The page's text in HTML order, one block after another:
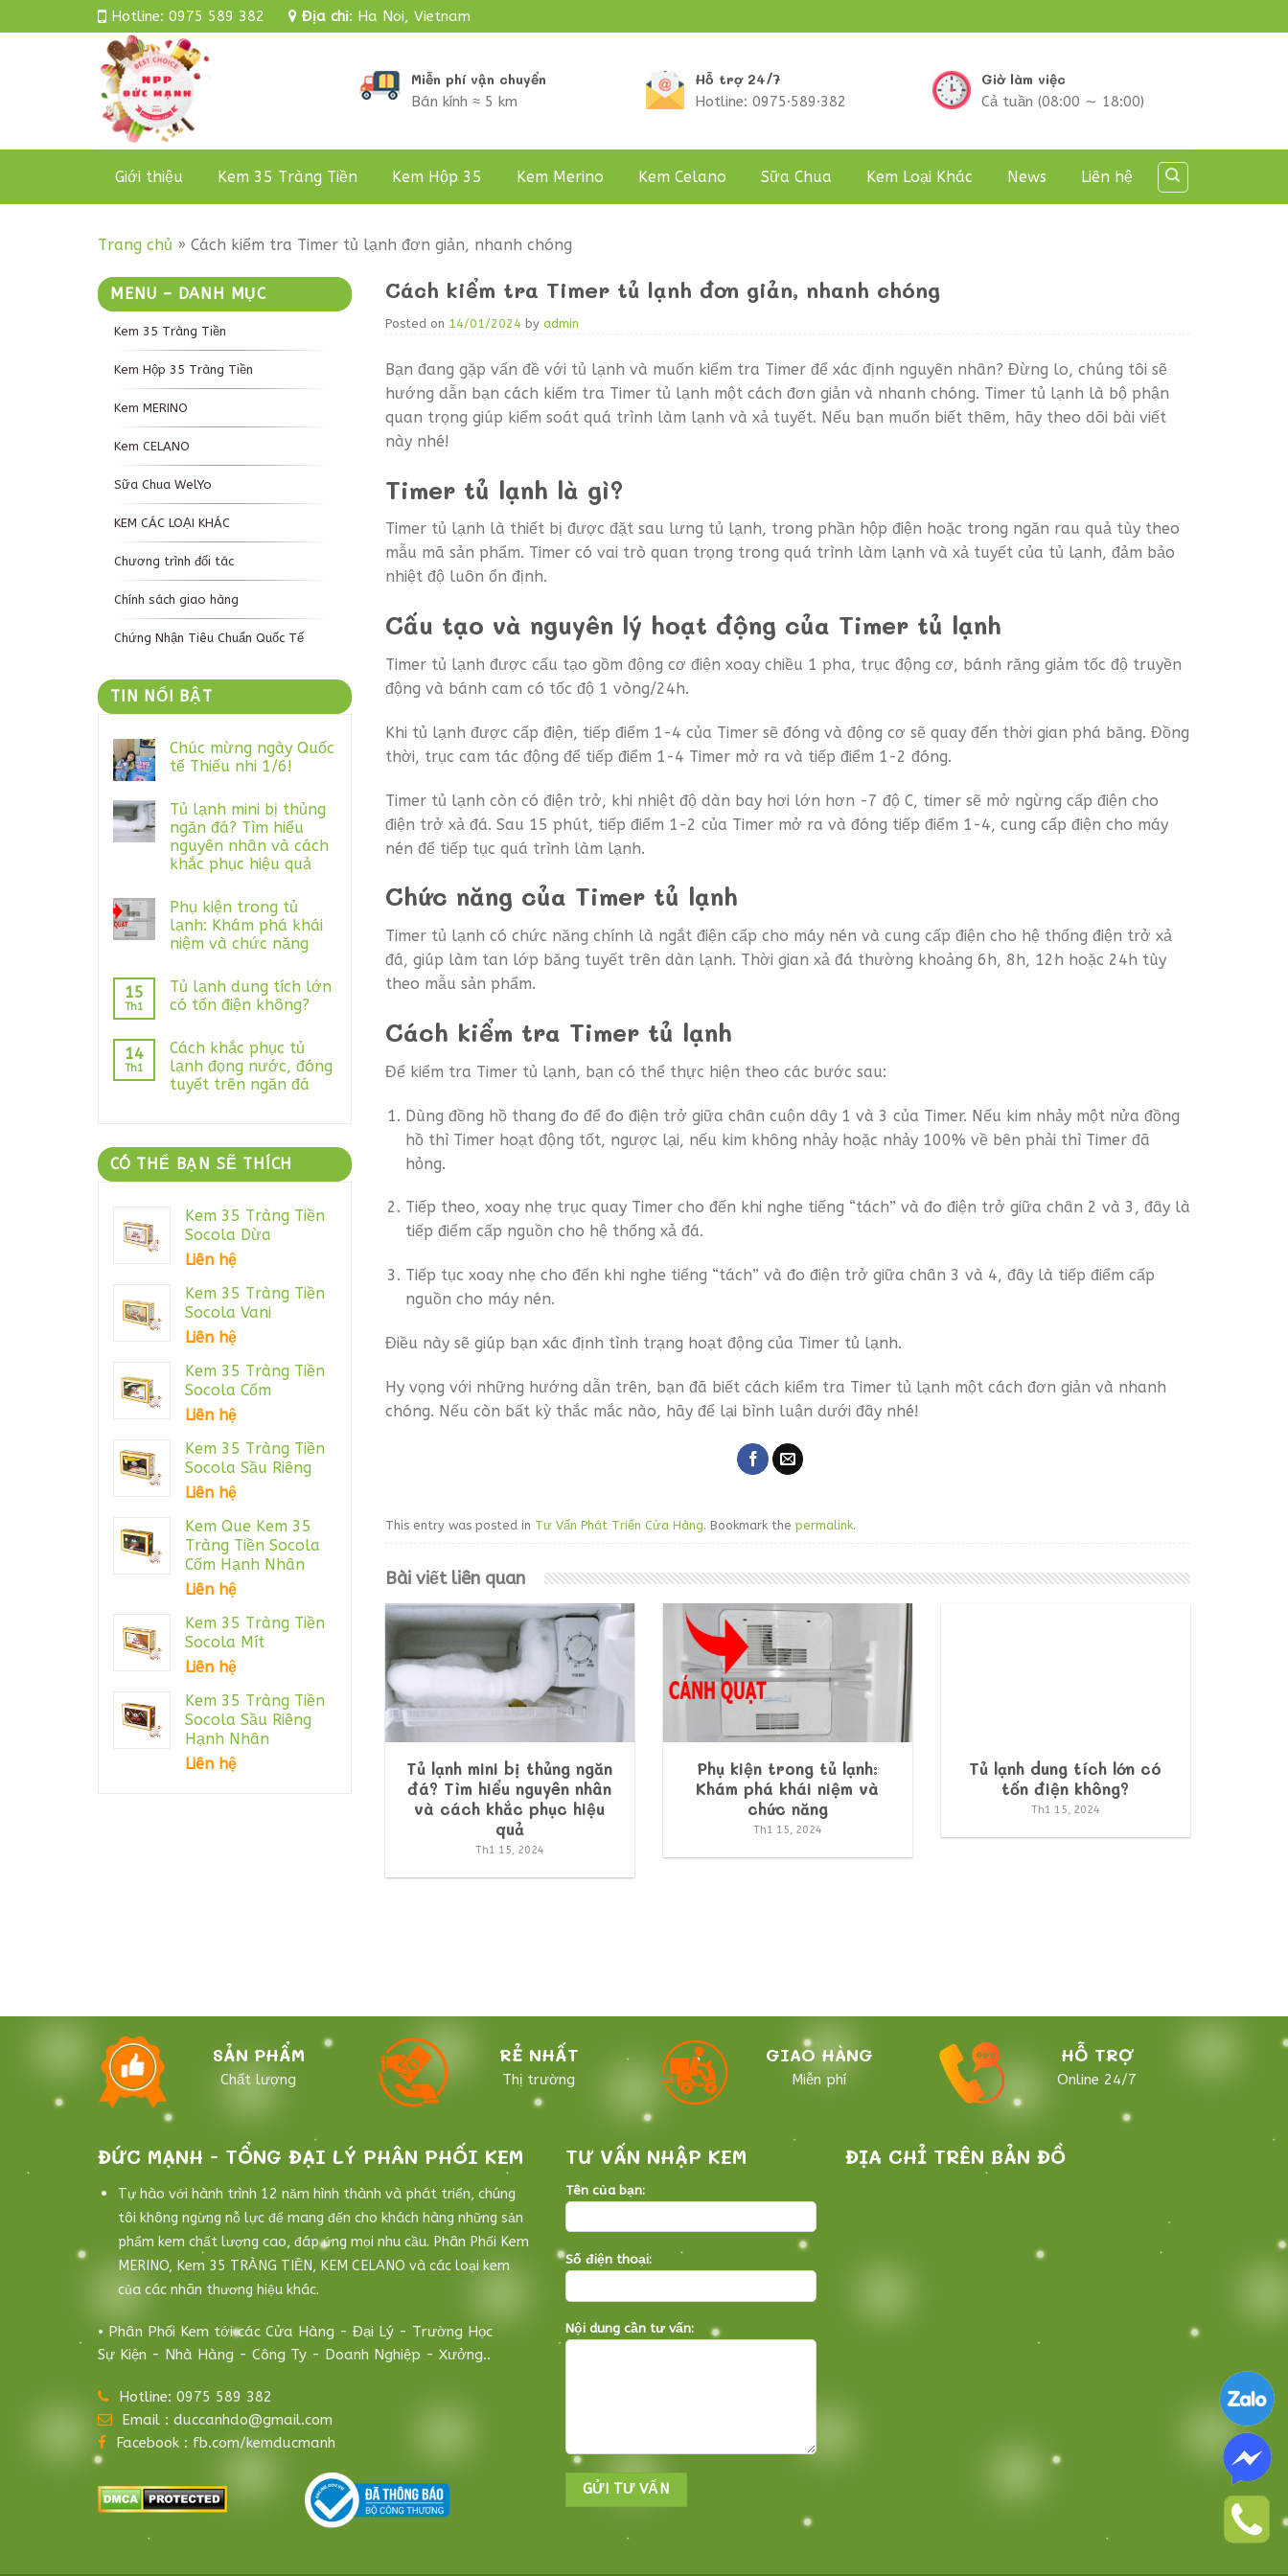
to
Hotline: 0975 589 382 Địa chỉ: Ha Noi, Vietnam
Miễn phí vận chuyển
Bán kính ≈ 5 km
Hỗ trợ 24/7
Hotline: 0975·589·382
Giờ làm việc
Cả tuần (08:00 ∼ 18:00)
Giới thiệu Kem 35 Tràng Tiền Kem Hộp 35 Kem Merino Kem Celano Sữa Chua Kem Loại Khác News Liên hệ
Trang chủ » Cách kiểm tra Timer tủ lạnh đơn giản, nhanh chóng
MENU – DANH MỤC
Kem 35 Tràng Tiền
Kem Hộp 35 Tràng Tiền
Kem MERINO
Kem CELANO
Sữa Chua WelYo
KEM CÁC LOẠI KHÁC
Chương trình đối tác
Chính sách giao hàng
Chứng Nhận Tiêu Chuẩn Quốc Tế
TIN NỔI BẬT
Chúc mừng ngày Quốc
tế Thiếu nhi 1/6!
Tủ lạnh mini bị thủng
ngăn đá? Tìm hiểu
nguyên nhân và cách
khắc phục hiệu quả
Phụ kiện trong tủ
lạnh: Khám phá khái
niệm và chức năng
15
Th1
Tủ lạnh dung tích lớn
có tốn điện không?
14
Th1
Cách khắc phục tủ
lạnh đọng nước, đóng
tuyết trên ngăn đá
CÓ THỂ BẠN SẼ THÍCH
Kem 35 Tràng Tiền
Socola Dừa
Liên hệ
Kem 35 Tràng Tiền
Socola Vani
Liên hệ
Kem 35 Tràng Tiền
Socola Cốm
Liên hệ
Kem 35 Tràng Tiền
Socola Sầu Riêng
Liên hệ
Kem Que Kem 35
Tràng Tiền Socola
Cốm Hạnh Nhân
Liên hệ
Kem 35 Tràng Tiền
Socola Mít
Liên hệ
Kem 35 Tràng Tiền
Socola Sầu Riêng
Hạnh Nhân
Liên hệ
Cách kiểm tra Timer tủ lạnh đơn giản, nhanh chóng
Posted on 14/01/2024 by admin
Bạn đang gặp vấn đề với tủ lạnh và muốn kiểm tra Timer để xác định nguyên nhân? Đừng lo, chúng tôi sẽ
hướng dẫn bạn cách kiểm tra Timer tủ lạnh một cách đơn giản và nhanh chóng. Timer tủ lạnh là bộ phận
quan trọng giúp kiểm soát quá trình làm lạnh và xả tuyết. Nếu bạn muốn biết thêm, hãy theo dõi bài viết
này nhé!
Timer tủ lạnh là gì?
Timer tủ lạnh là thiết bị được đặt sau lưng tủ lạnh, trong phần hộp điện hoặc trong ngăn rau quả tùy theo
mẫu mã sản phẩm. Timer có vai trò quan trọng trong quá trình làm lạnh và xả tuyết của tủ lạnh, đảm bảo
nhiệt độ luôn ổn định.
Cấu tạo và nguyên lý hoạt động của Timer tủ lạnh
Timer tủ lạnh được cấu tạo gồm động cơ điện xoay chiều 1 pha, trục động cơ, bánh răng giảm tốc độ truyền
động và bánh cam có tốc độ 1 vòng/24h.
Khi tủ lạnh được cấp điện, tiếp điểm 1-4 của Timer sẽ đóng và động cơ sẽ quay đến thời gian phá băng. Đồng
thời, trục cam tác động để tiếp điểm 1-4 Timer mở ra và tiếp điểm 1-2 đóng.
Timer tủ lạnh còn có điện trở, khi nhiệt độ dàn bay hơi lớn hơn -7 độ C, timer sẽ mở ngừng cấp điện cho
điện trở xả đá. Sau 15 phút, tiếp điểm 1-2 của Timer mở ra và đóng tiếp điểm 1-4, cung cấp điện cho máy
nén để tiếp tục quá trình làm lạnh.
Chức năng của Timer tủ lạnh
Timer tủ lạnh có chức năng chính là ngắt điện cấp cho máy nén và cung cấp điện cho hệ thống điện trở xả
đá, giúp làm tan lớp băng tuyết trên dàn lạnh. Thời gian xả đá thường khoảng 6h, 8h, 12h hoặc 24h tùy
theo mẫu sản phẩm.
Cách kiểm tra Timer tủ lạnh
Để kiểm tra Timer tủ lạnh, bạn có thể thực hiện theo các bước sau:
Dùng đồng hồ thang đo để đo điện trở giữa chân cuộn dây 1 và 3 của Timer. Nếu kim nhảy một nửa đồng
hồ thì Timer hoạt động tốt, ngược lại, nếu kim không nhảy hoặc nhảy 100% về bên phải thì Timer đã
hỏng.
Tiếp theo, xoay nhẹ trục quay Timer cho đến khi nghe tiếng “tách” và đo điện trở giữa chân 2 và 3, đây là
tiếp điểm cấp nguồn cho hệ thống xả đá.
Tiếp tục xoay nhẹ cho đến khi nghe tiếng “tách” và đo điện trở giữa chân 3 và 4, đây là tiếp điểm cấp
nguồn cho máy nén.
Điều này sẽ giúp bạn xác định tình trạng hoạt động của Timer tủ lạnh.
Hy vọng với những hướng dẫn trên, bạn đã biết cách kiểm tra Timer tủ lạnh một cách đơn giản và nhanh
chóng. Nếu còn bất kỳ thắc mắc nào, hãy để lại bình luận dưới đây nhé!
This entry was posted in Tư Vấn Phát Triển Cửa Hàng. Bookmark the permalink.
Bài viết liên quan
Tủ lạnh mini bị thủng ngăn
đá? Tìm hiểu nguyên nhân
và cách khắc phục hiệu
quả
Th1 15, 2024
Phụ kiện trong tủ lạnh:
Khám phá khái niệm và
chức năng
Th1 15, 2024
Tủ lạnh dung tích lớn có
tốn điện không?
Th1 15, 2024
SẢN PHẨM
Chất lượng
RẺ NHẤT
Thị trường
GIAO HÀNG
Miễn phí
HỖ TRỢ
Online 24/7
ĐỨC MẠNH - TỔNG ĐẠI LÝ PHÂN PHỐI KEM
Tự hào với hành trình 12 năm hình thành và phát triển, chúng
tôi không ngừng nỗ lực để mang đến cho khách hàng những sản
phẩm kem chất lượng cao, đáp ứng mọi nhu cầu. Phân Phối Kem
MERINO, Kem 35 TRÀNG TIỀN, KEM CELANO và các loại kem
của các nhãn thương hiệu khác.
• Phân Phối Kem tới các Cửa Hàng - Đại Lý - Trường Học
Sự Kiện - Nhà Hàng - Công Ty - Doanh Nghiệp - Xưởng..
Hotline: 0975 589 382
Email : duccanhdo@gmail.com
Facebook : fb.com/kemducmanh
TƯ VẤN NHẬP KEM
Tên của bạn:
Số điện thoại:
Nội dung cần tư vấn:
ĐỊA CHỈ TRÊN BẢN ĐỒ